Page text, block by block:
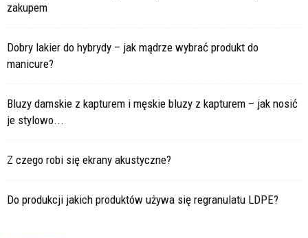
zakupem
Dobry lakier do hybrydy – jak mądrze wybrać produkt do
manicure?
Bluzy damskie z kapturem i męskie bluzy z kapturem – jak nosić
je stylowo...
Z czego robi się ekrany akustyczne?
Do produkcji jakich produktów używa się regranulatu LDPE?